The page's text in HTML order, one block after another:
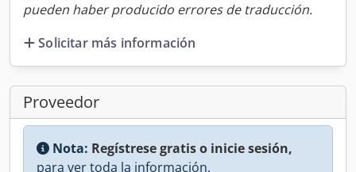
pueden haber producido errores de traducción.
Solicitar más información
Proveedor
Nota: Regístrese gratis o inicie sesión,
para ver toda la información.